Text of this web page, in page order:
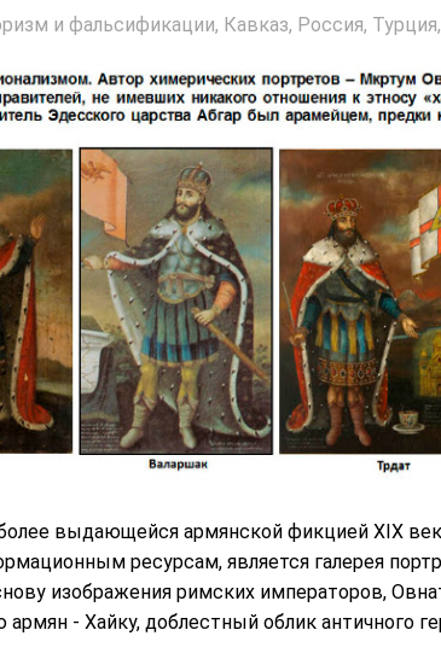
и фальсификации, Кавказ, Россия, Турция,
выдающейся армянской фикцией ХIХ
ресурсам, является галерея
изображения римских императоров,
- Хайку, доблестный облик античного